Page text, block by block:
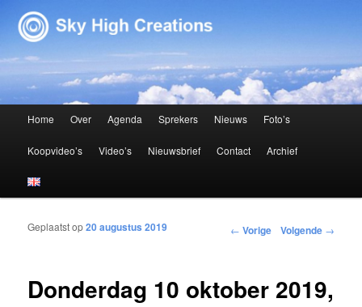
Sky High Creations
Spring naar de primaire inhoud
Spring naar de secundaire inhoud
Home Over Agenda Sprekers Nieuws Foto’s
Koopvideo’s Video’s Nieuwsbrief Contact Archief
Bericht navigatie ← Vorige Volgende →
Donderdag 10 oktober 2019,
Geplaatst op20 augustus 2019